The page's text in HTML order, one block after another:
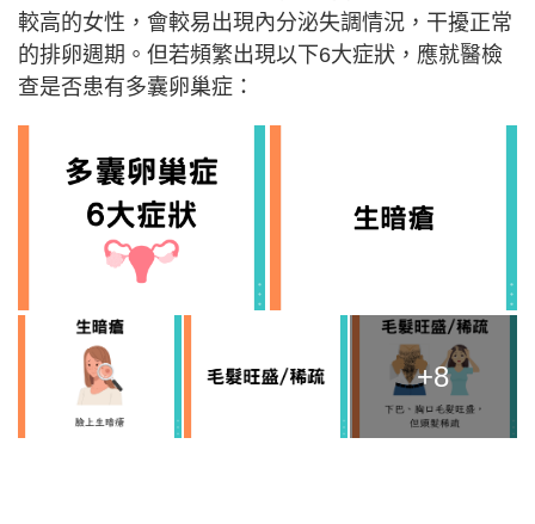
較高的女性，會較易出現內分泌失調情況，干擾正常
的排卵週期。但若頻繁出現以下6大症狀，應就醫檢
查是否患有多囊卵巢症：
+8